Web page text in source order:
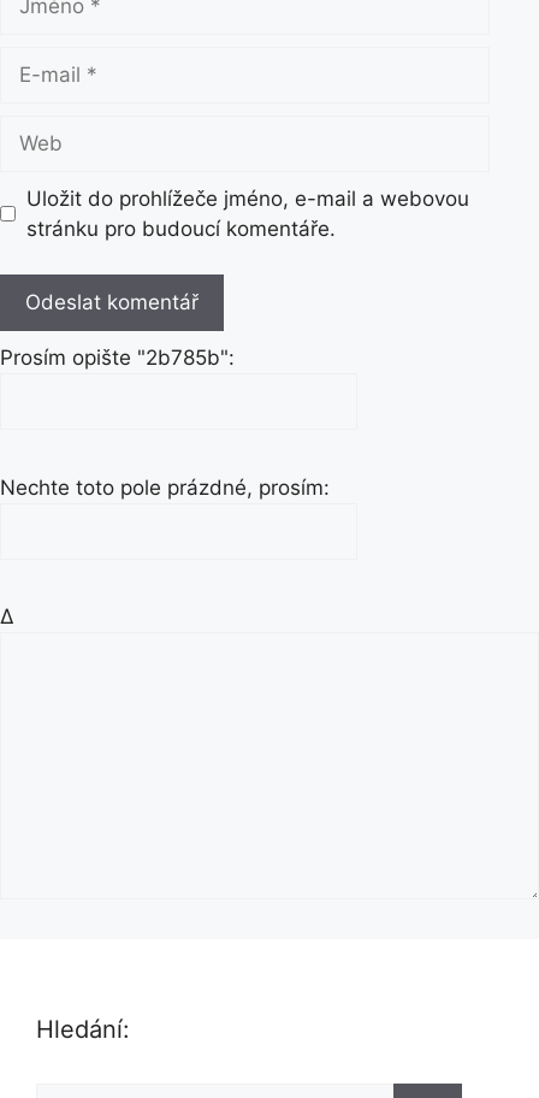
l
Uložit do prohlížeče jméno, e-mail a webovou
stránku pro budoucí komentáře.
Prosím opište "2b785b":
Nechte toto pole prázdné, prosím:
Δ
Hledání: